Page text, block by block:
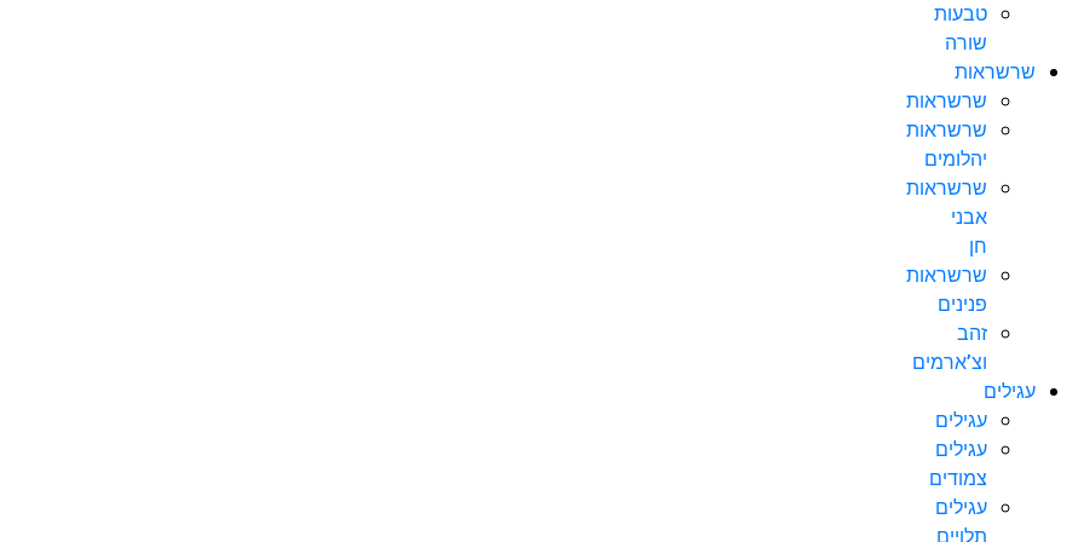
טבעות
שורה
שרשראות
שרשראות
שרשראות
יהלומים
שרשראות
אבני
חן
שרשראות
פנינים
זהב
וצ’ארמים
עגילים
עגילים
עגילים
צמודים
עגילים
תלויים